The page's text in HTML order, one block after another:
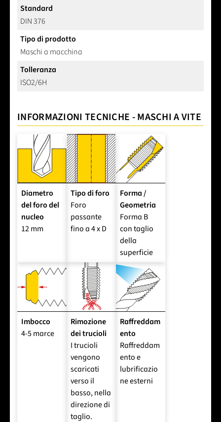
Standard
DIN 376
Tipo di prodotto
Maschi a macchina
Tolleranza
ISO2/6H
INFORMAZIONI TECNICHE - MASCHI A VITE
Diametro
del foro del
nucleo
12 mm
Tipo di foro
Foro
passante
fino a 4 x D
Forma /
Geometria
Forma B
con taglio
della
superficie
Imbocco
4-5 marce
Rimozione
dei trucioli
I trucioli
vengono
scaricati
verso il
basso, nella
direzione di
taglio.
Raffreddam
ento
Raffreddam
ento e
lubrificazio
ne esterni